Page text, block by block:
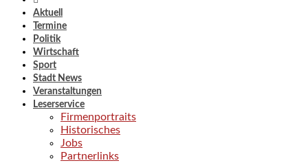
Aktuell
Termine
Politik
Wirtschaft
Sport
Stadt News
Veranstaltungen
Leserservice
Firmenportraits
Historisches
Jobs
Partnerlinks